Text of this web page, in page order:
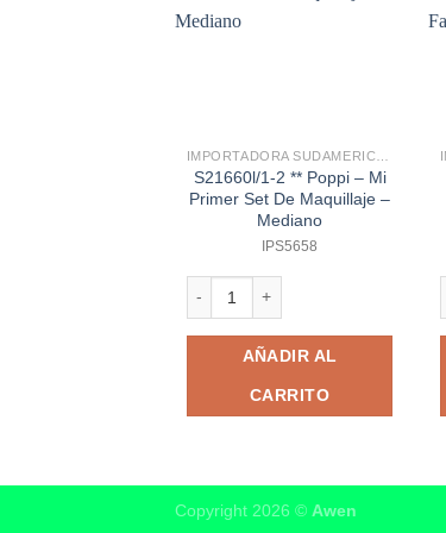
S21660l/1-2 ** Poppi – Mi
Primer Set De Maquillaje –
Mediano
IPS5658
AÑADIR AL
CARRITO
Copyright 2026 © Awen